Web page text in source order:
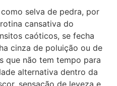
selva de pedra, por
cansativa do
caóticos, se fecha
cinza de poluição ou de
que não tem tempo para
alternativa dentro da
sensação de leveza e